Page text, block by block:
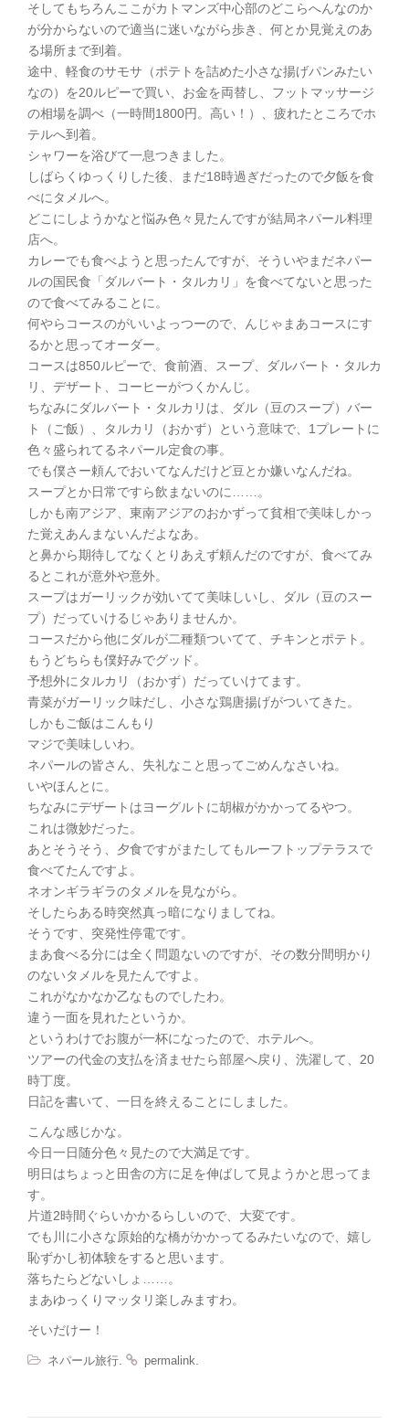
そしてもちろんここがカトマンズ中心部のどこらへんなのか
が分からないので適当に迷いながら歩き、何とか見覚えのあ
る場所まで到着。
途中、軽食のサモサ（ポテトを詰めた小さな揚げパンみたい
なの）を20ルピーで買い、お金を両替し、フットマッサージ
の相場を調べ（一時間1800円。高い！）、疲れたところでホ
テルへ到着。
シャワーを浴びて一息つきました。
しばらくゆっくりした後、まだ18時過ぎだったので夕飯を食
べにタメルへ。
どこにしようかなと悩み色々見たんですが結局ネパール料理
店へ。
カレーでも食べようと思ったんですが、そういやまだネパー
ルの国民食「ダルバート・タルカリ」を食べてないと思った
ので食べてみることに。
何やらコースのがいいよっつーので、んじゃまあコースにす
るかと思ってオーダー。
コースは850ルピーで、食前酒、スープ、ダルバート・タルカ
リ、デザート、コーヒーがつくかんじ。
ちなみにダルバート・タルカリは、ダル（豆のスープ）バー
ト（ご飯）、タルカリ（おかず）という意味で、1プレートに
色々盛られてるネパール定食の事。
でも僕さー頼んでおいてなんだけど豆とか嫌いなんだね。
スープとか日常ですら飲まないのに……。
しかも南アジア、東南アジアのおかずって貧相で美味しかっ
た覚えあんまないんだよなあ。
と鼻から期待してなくとりあえず頼んだのですが、食べてみ
るとこれが意外や意外。
スープはガーリックが効いてて美味しいし、ダル（豆のスー
プ）だっていけるじゃありませんか。
コースだから他にダルが二種類ついてて、チキンとポテト。
もうどちらも僕好みでグッド。
予想外にタルカリ（おかず）だっていけてます。
青菜がガーリック味だし、小さな鶏唐揚げがついてきた。
しかもご飯はこんもり
マジで美味しいわ。
ネパールの皆さん、失礼なこと思ってごめんなさいね。
いやほんとに。
ちなみにデザートはヨーグルトに胡椒がかかってるやつ。
これは微妙だった。
あとそうそう、夕食ですがまたしてもルーフトップテラスで
食べてたんですよ。
ネオンギラギラのタメルを見ながら。
そしたらある時突然真っ暗になりましてね。
そうです、突発性停電です。
まあ食べる分には全く問題ないのですが、その数分間明かり
のないタメルを見たんですよ。
これがなかなか乙なものでしたわ。
違う一面を見れたというか。
というわけでお腹が一杯になったので、ホテルへ。
ツアーの代金の支払を済ませたら部屋へ戻り、洗濯して、20
時丁度。
日記を書いて、一日を終えることにしました。
こんな感じかな。
今日一日随分色々見たので大満足です。
明日はちょっと田舎の方に足を伸ばして見ようかと思ってま
す。
片道2時間ぐらいかかるらしいので、大変です。
でも川に小さな原始的な橋がかかってるみたいなので、嬉し
恥ずかし初体験をすると思います。
落ちたらどないしょ……。
まあゆっくりマッタリ楽しみますわ。
そいだけー！
ネパール旅行 permalink